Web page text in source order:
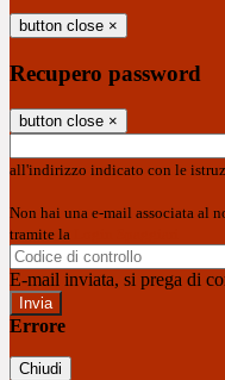
button close ×
Recupero password
button close ×
all'indirizzo indicato con le
Non hai una e-mail associata al
tramite la
E-mail inviata, si prega di
Errore
Chiudi